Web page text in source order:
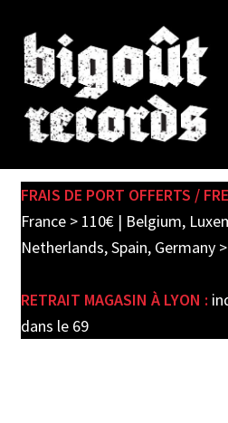
Skip
to
navigation
Skip
to
content
SHOP
PRE-ORDERS
FRAIS DE PORT OFFERTS /
France > 110€ | Belgium,
Netherlands, Spain, Germany
RETRAIT MAGASIN À LYON :
dans le 69